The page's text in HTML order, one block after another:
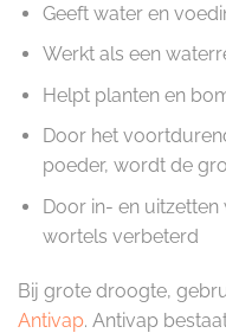
Geeft water en
Werkt als een
Helpt planten en
Door het
poeder, wordt de
Door in- en
wortels verbeterd
Bij grote droogte,
Antivap. Antivap